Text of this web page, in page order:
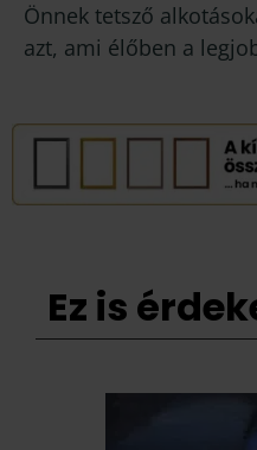
Önnek tetsző
azt, ami élőben a
Ez is